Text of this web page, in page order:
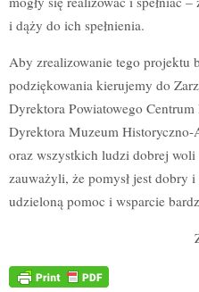
i dąży do ich spełnienia.
Aby zrealizowanie tego projektu
podziękowania kierujemy do
Dyrektora Powiatowego
Dyrektora Muzeum Historyczno-
oraz wszystkich ludzi dobrej
zauważyli, że pomysł jest dobry
udzieloną pomoc i wsparcie